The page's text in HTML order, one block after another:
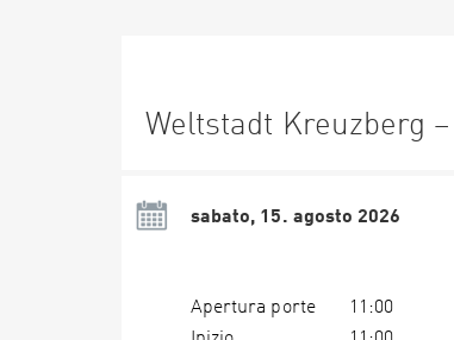
Weltstadt Kreuzberg
sabato, 15. agosto 2026
Apertura porte
11:00